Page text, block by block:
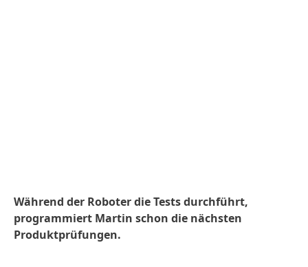
Während der Roboter die Tests durchführt,
programmiert Martin schon die nächsten
Produktprüfungen.